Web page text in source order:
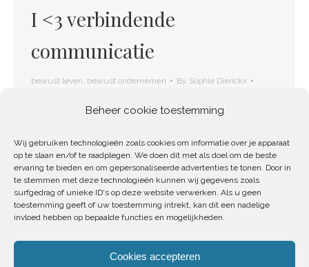
Beheer cookie toestemming
Wij gebruiken technologieën zoals cookies om informatie over je apparaat
op te slaan en/of te raadplegen. We doen dit met als doel om de beste
ervaring te bieden en om gepersonaliseerde advertenties te tonen. Door in
te stemmen met deze technologieën kunnen wij gegevens zoals
surfgedrag of unieke ID's op deze website verwerken. Als u geen
toestemming geeft of uw toestemming intrekt, kan dit een nadelige
invloed hebben op bepaalde functies en mogelijkheden.
Cookies accepteren
I <3 verbindende
communicatie
bewust leven bewust ondernemen By Sophie Dierickx
“Je praat niet genoeg over je gevoelens.” zei mijn
allereerste vriendje. Hij nam me dat na onze
relatie wat kwalijk: dat ik niet open genoeg was,
dat ik niet deelde wat er in me omging. Die
opmerking is me bijgebleven, hoewel ik er pas
jaren later echt mee aan de slag ben gegaan.